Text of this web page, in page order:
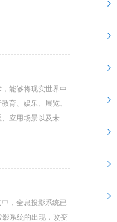
能够将现实世界中
育、娱乐、展览、
应用场景以及未来
，全息投影系统已
系统的出现，改变